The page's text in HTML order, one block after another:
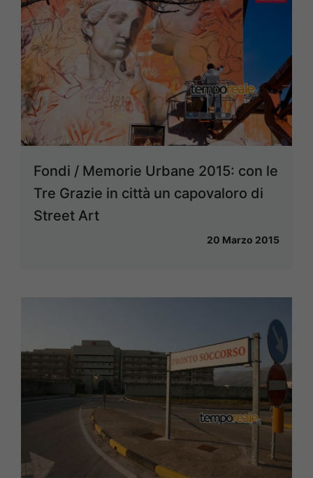
Fondi / Memorie Urbane 2015: con le
Tre Grazie in città un capovaloro di
Street Art
20 Marzo 2015